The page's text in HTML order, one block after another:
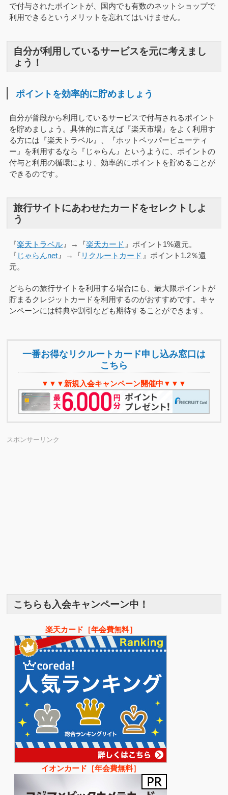
で付与されたポイントが、国内でも有数のネットショップで
利用できるというメリットを忘れてはいけません。
自分が利用しているサービスを元に考えまし
ょう！
ポイントを効率的に貯めましょう
自分が普段から利用しているサービスで付与されるポイント
を貯めましょう。具体的に言えば『楽天市場』をよく利用す
る方には『楽天トラベル』、『ホットペッパービューティ
ー』を利用するなら『じゃらん』というように、ポイントの
付与と利用の循環により、効率的にポイントを貯めることが
できるのです。
旅行サイトにあわせたカードをセレクトしよ
う
『楽天トラベル』→『楽天カード 』ポイント1%還元。
『 じゃらんnet』→『 リクルートカード 』ポイント1.2％還
元。
どちらの旅行サイトを利用する場合にも、最大限ポイントが
貯まるクレジットカードを利用するのがおすすめです。キャ
ンペーンには特典や割引なども期待することができます。
一番お得なリクルートカード申し込み窓口は
こちら
▼▼▼新規入会キャンペーン開催中▼▼▼
スポンサーリンク
こちらも入会キャンペーン中！
楽天カード［年会費無料］
イオンカード［年会費無料］